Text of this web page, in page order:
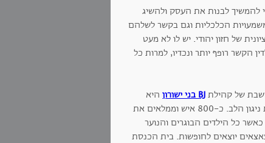
להמשיך לבנות את העסק ולהשיג
הכלכליות וגם בקשר לשלהם
של חזון יהודי. יש לו לא מעט
הקשר רופף יותר ונכדיו, למרות כל
של קהילת BJ בני ישורון
היא
קהילת האם אשר בדמותה וברוחה נוסחה התפילה של קהילת ניגון הלב. כ-800 איש וממלאים את
כל הילדים הבוגרים והנוער
יוצאים לחופשות. בית הכנסת